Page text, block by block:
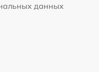
данных